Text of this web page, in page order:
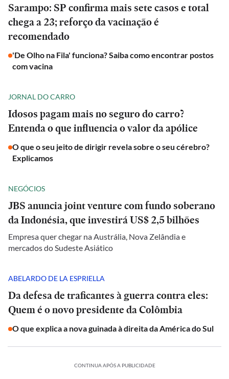
Sarampo: SP confirma mais sete casos e total
chega a 23; reforço da vacinação é
recomendado
'De Olho na Fila' funciona? Saiba como encontrar postos
com vacina
JORNAL DO CARRO
Idosos pagam mais no seguro do carro?
Entenda o que influencia o valor da apólice
O que o seu jeito de dirigir revela sobre o seu cérebro?
Explicamos
NEGÓCIOS
JBS anuncia joint venture com fundo soberano
da Indonésia, que investirá US$ 2,5 bilhões
Empresa quer chegar na Austrália, Nova Zelândia e
mercados do Sudeste Asiático
ABELARDO DE LA ESPRIELLA
Da defesa de traficantes à guerra contra eles:
Quem é o novo presidente da Colômbia
O que explica a nova guinada à direita da América do Sul
CONTINUA APÓS A PUBLICIDADE